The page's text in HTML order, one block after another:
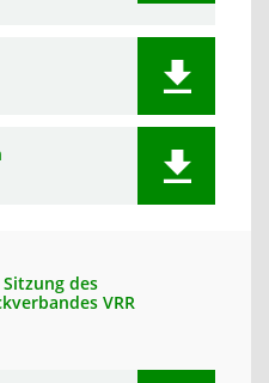
des
VRR